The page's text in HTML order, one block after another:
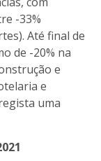
-33%
Até final de
de -20% na
e
e
uma